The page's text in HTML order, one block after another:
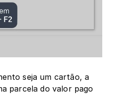
seja um cartão, a
parcela do valor pago